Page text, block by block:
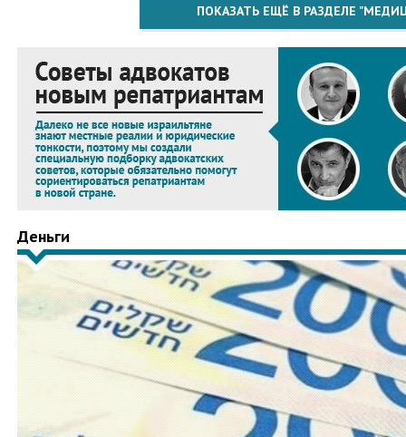
ПОКАЗАТЬ ЕЩЁ В РАЗДЕЛЕ
Деньги